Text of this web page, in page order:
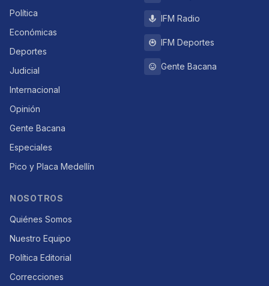
Política
Económicas
Deportes
Judicial
Internacional
Opinión
Gente Bacana
Especiales
Pico y Placa Medellín
IFM Radio
IFM Deportes
Gente Bacana
NOSOTROS
Quiénes Somos
Nuestro Equipo
Política Editorial
Correcciones